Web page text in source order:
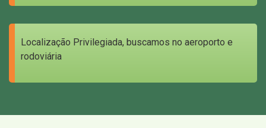
Localização Privilegiada, buscamos no aeroporto e
rodoviária